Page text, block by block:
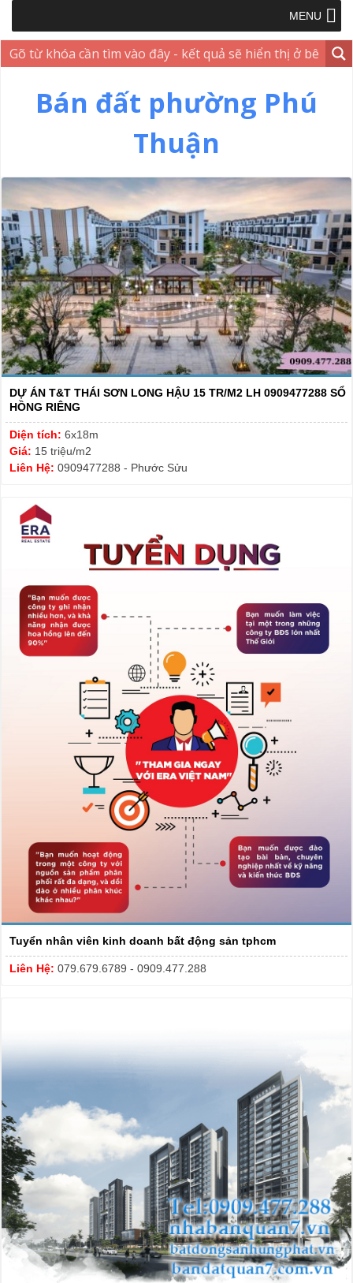
MENU
Bán đất phường Phú
Thuận
DỰ ÁN T&T THÁI SƠN LONG HẬU 15 TR/M2 LH 0909477288 SỔ
HỒNG RIÊNG
Diện tích: 6x18m
Giá: 15 triệu/m2
Liên Hệ: 0909477288 - Phước Sửu
Tuyển nhân viên kinh doanh bất động sản tphcm
Liên Hệ: 079.679.6789 - 0909.477.288